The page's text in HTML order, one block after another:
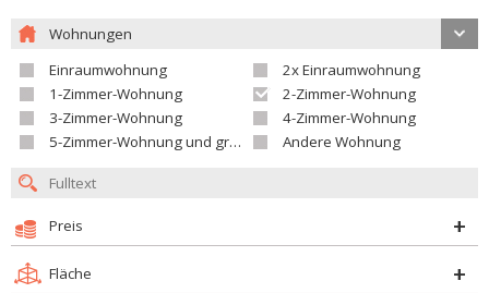
Wohnungen
Einraumwohnung
2x Einraumwohnung
1-Zimmer-Wohnung
2-Zimmer-Wohnung
3-Zimmer-Wohnung
4-Zimmer-Wohnung
5-Zimmer-Wohnung und größer
Andere Wohnung
Preis
Fläche